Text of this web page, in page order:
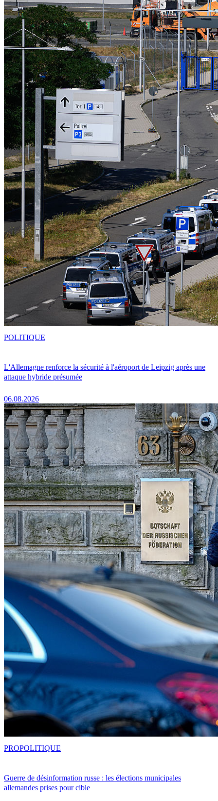
L'Allemagne renforce la sécurité à l'aéroport de Leipzig après une
attaque hybride présumée
06.08.2026
POLITIQUE
Guerre de désinformation russe : les élections municipales
allemandes prises pour cible
PROPOLITIQUE